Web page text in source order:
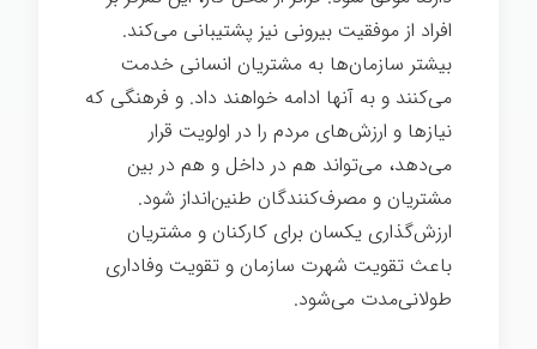
افراد از موفقیت بیرونی نیز پشتیبانی می‌کند.
بیشتر سازمان‌ها به مشتریان انسانی خدمت
می‌کنند و به آنها ادامه خواهند داد. و فرهنگی که
نیازها و ارزش‌های مردم را در اولویت قرار
می‌دهد، می‌تواند هم در داخل و هم در بین
مشتریان و مصرف‌کنندگان طنین‌انداز شود.
ارزش‌گذاری یکسان برای کارکنان و مشتریان
باعث تقویت شهرت سازمان و تقویت وفاداری
طولانی‌مدت می‌شود.